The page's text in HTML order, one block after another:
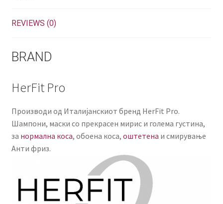
REVIEWS (0)
BRAND
HerFit Pro
Производи од Италијанскиот бренд HerFit Pro.
Шампони, маски со прекрасен мирис и голема густина,
за нормална коса, обоена коса, оштетена и смирување
Анти фриз.